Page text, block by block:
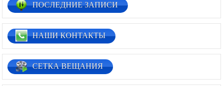
ПОСЛЕДНИЕ ЗАПИСИ
НАШИ КОНТАКТЫ
СЕТКА ВЕЩАНИЯ